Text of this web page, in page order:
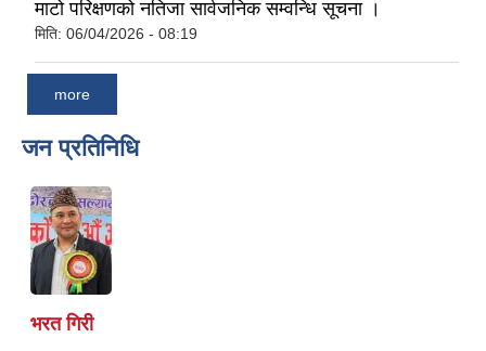
माटो परिक्षणको नतिजा सार्वजनिक सम्वन्धि सूचना ।
मिति: 06/04/2026 - 08:19
more
जन प्रतिनिधि
भरत गिरी